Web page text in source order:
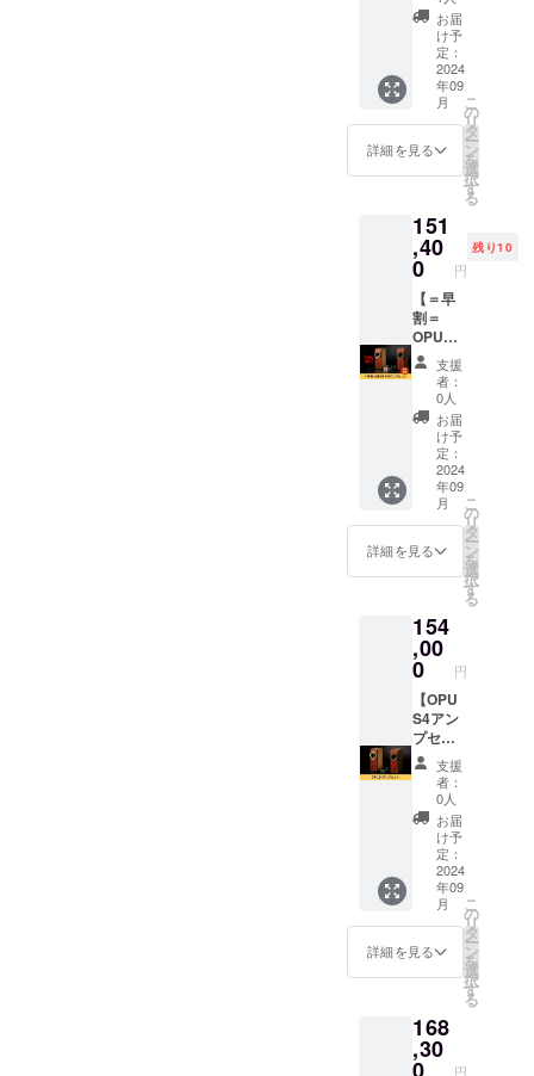
本） ・
バナナ
プラ
グ：4本
※送料込
みのお
値段で
す。
付き ・
保障期
間：3年
属品】
・オー
ディオ
ケーブ
ル（ス
テレオ
RCAピ
ン
ジャッ
ク）：
1M × 1
本 ・ス
ピー
カー
ケーブ
ル：
1.5M ×
（赤・
黒各２
本） ・
バナナ
プラ
グ：4本
アンプ
(TUBE-
サイ
ズ：
H33㎜
ⅹW98
㎜ ・重
さ：345
ｇ ※送
料込み
のお値
段で
す。
カーユ
ニッ
ト：
8cm ・
素材：
木製
（ブビ
ンガと
シナベ
ニア）
電力：
25W ・
使用上
の注
意：特
になし
・説明
書：日
本語の
説明書
付き ・
保障期
間：3年
属品】
・オー
ディオ
ケーブ
ル（ス
テレオ
RCAピ
ン
ジャッ
ク）：
1M × 1
本 ・ス
ピー
カー
ケーブ
ル：
1.5M ×
（赤・
黒各２
本） ・
バナナ
プラ
グ：4本
アンプ
(TUBE-
サイ
ズ：
H33㎜
2.03Kg
・ス
ピー
カーユ
ニッ
ト：
8cm ・
素材：
木製
（ブビ
シナベ
ニア）
・定格
電力：
25W ・
使用上
の注
意：特
になし
・説明
書：日
本語の
説明書
付き ・
保障期
間：3年
間 【付
属品】
・オー
ディオ
ル（ス
テレオ
ミニ・
RCAピ
ン
ジャッ
ク）：
1M × 1
本 ・ス
ピー
カー
ケーブ
ル：
1.5M ×
（赤・
黒各２
本） ・
バナナ
プラ
※送料込
みのお
値段で
「OPU
S4」と
アンプ
を2個
セット
でお届
けいた
しま
す。 通
常のア
金色の
プリア
ンプを
お付け
しま
す。 ア
ンプ1個
ではパ
ワー不
足だと
思われ
る方向
けのリ
ターン
となり
ます。
お家
で、オ
フィス
で、音
をご体
感くだ
さい。
クラウ
ドファ
ンディ
ング限
定の
超々早
割で
15％OF
Fと大変
お得に
なって
おりま
す！ ■
詳細 ・
商品
名：
OPUS4
ズ：Ｗ
110㎜ ×
H295㎜
お届
け予
定：
2024
年09
月
詳細を見る
こ
の
リ
タ
ー
ン
を
選
択
す
る
151
,40
0 円
残り10
【＝早
割＝
OPUS4
Wアン
プセッ
ト】
「OPU
S4」と
アンプ
を2個
セット
でお届
けいた
しま
す。 通
常のア
金色の
プリア
ンプを
お付け
しま
す。 ア
ンプ1個
ではパ
ワー不
足だと
思われ
る方向
けのリ
ターン
となり
ます。
お家
で、オ
フィス
で、音
をご体
感くだ
さい。
支援
者：
0人
お届
け予
定：
2024
年09
月
詳細を見る
こ
の
リ
タ
ー
ン
を
選
択
す
る
154
,00
0 円
【OPU
S4アン
プセッ
ト】
「OPU
S4」と
アンプ
をセッ
トでお
届けい
たしま
す。 お
家で、
オフィ
スで、
音の迫
体感く
ださ
い。 ■
支援
者：
0人
お届
け予
定：
2024
年09
月
詳細を見る
こ
の
リ
タ
ー
ン
を
選
択
す
る
168
,30
0 円